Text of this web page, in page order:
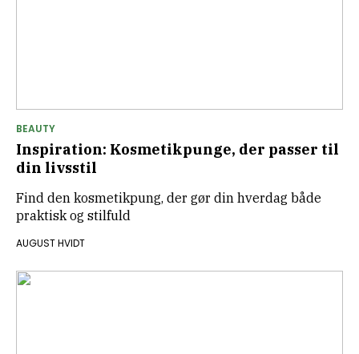
Inspiration: Kosmetikpunge, der passer til
din livsstil
Find den kosmetikpung, der gør din hverdag både
praktisk og stilfuld
BEAUTY
AUGUST HVIDT